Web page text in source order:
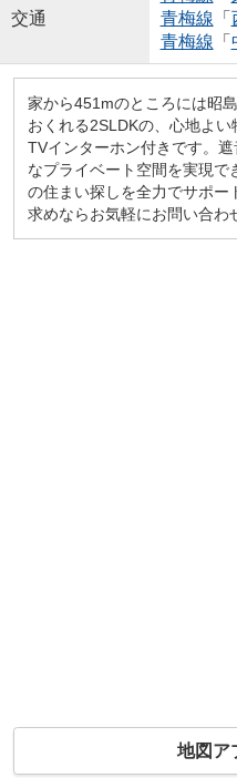
交通
青梅線 「
青梅線 「
家から451mのところには昭
おくれる2SLDKの、心地よい
TVインターホン付きです。
なプライベート空間を実現
の住まい探しを全力でサポー
求めならお気軽にお問い合わ
地図ア